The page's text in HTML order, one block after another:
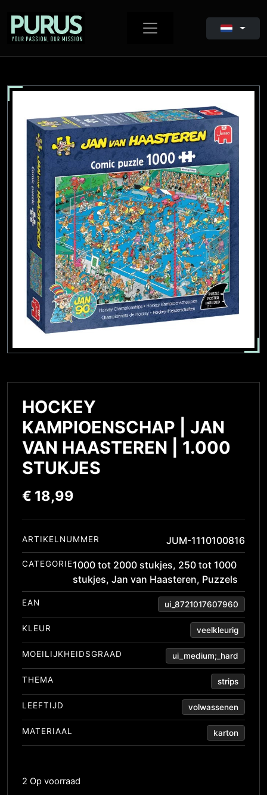
HOCKEY
KAMPIOENSCHAP | JAN
VAN HAASTEREN | 1.000
STUKJES
€ 18,99
ARTIKELNUMMER JUM-1110100816
CATEGORIE1000 tot 2000 stukjes, 250 tot 1000
stukjes, Jan van Haasteren, Puzzels
EAN ui_8721017607960
KLEUR veelkleurig
MOEILIJKHEIDSGRAAD ui_medium;_hard
THEMA strips
LEEFTIJD volwassenen
MATERIAAL karton
2 Op voorraad